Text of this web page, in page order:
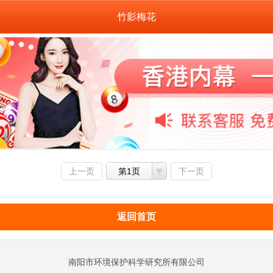
竹影梅花
上一页 第1页 下一页
返回首页
南阳市环境保护科学研究所有限公司